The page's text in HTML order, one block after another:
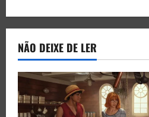
NÃO DEIXE DE LER